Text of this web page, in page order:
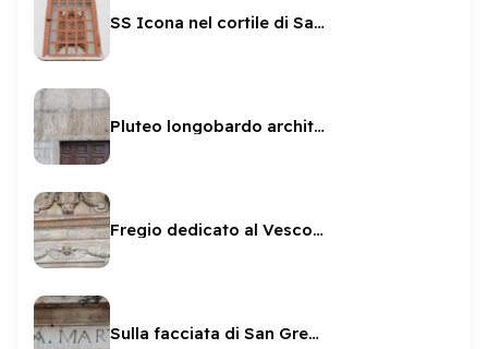
SS Icona nel cortile di San Gregorio
Pluteo longobardo architrave di San Gregorio
Fregio dedicato al Vescovo Sanvitale
Sulla facciata di San Gregorio